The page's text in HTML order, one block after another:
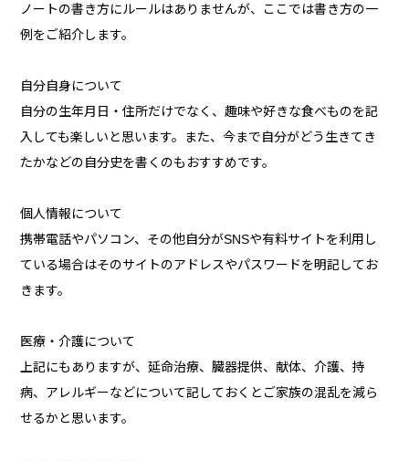
ノートの書き方にルールはありませんが、ここでは書き方の一
例をご紹介します。
自分自身について
自分の生年月日・住所だけでなく、趣味や好きな食べものを記
入しても楽しいと思います。また、今まで自分がどう生きてき
たかなどの自分史を書くのもおすすめです。
個人情報について
携帯電話やパソコン、その他自分がSNSや有料サイトを利用し
ている場合はそのサイトのアドレスやパスワードを明記してお
きます。
医療・介護について
上記にもありますが、延命治療、臓器提供、献体、介護、持
病、アレルギーなどについて記しておくとご家族の混乱を減ら
せるかと思います。